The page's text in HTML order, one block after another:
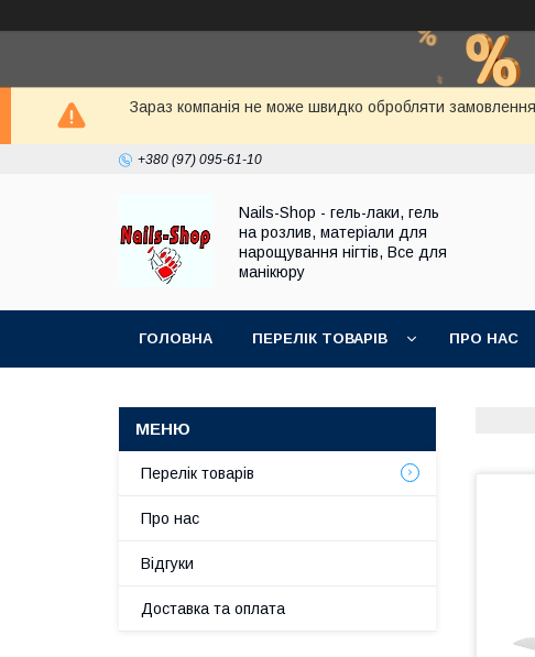
Зараз компанія не може швидко обробляти
+380 (97) 095-61-10
Nails-Shop - гель-лаки, гель
на розлив, матеріали для
нарощування нігтів, Все для
манікюру
ГОЛОВНА ПЕРЕЛІК ТОВАРІВ ПРО НАС
Перелік товарів
Про нас
Відгуки
Доставка та оплата